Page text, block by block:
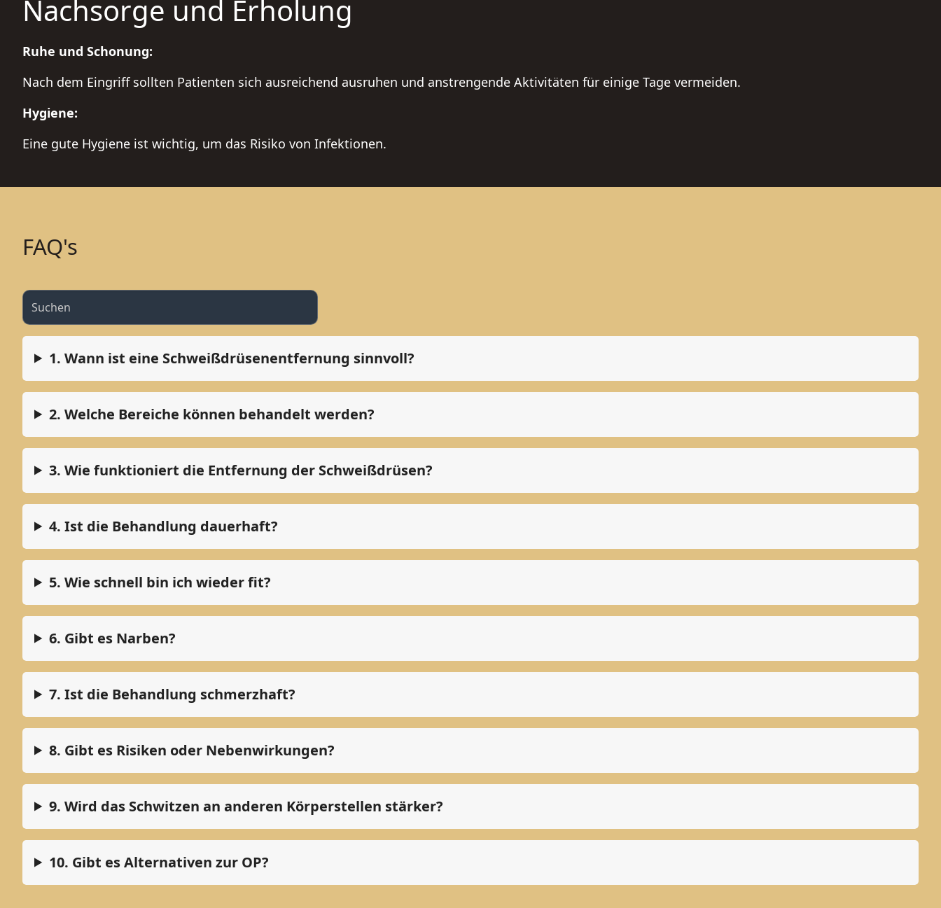
Nachsorge und Erholung
Ruhe und Schonung:
Nach dem Eingriff sollten Patienten sich ausreichend ausruhen und anstrengende Aktivitäten für einige Tage vermeiden.
Hygiene:
Eine gute Hygiene ist wichtig, um das Risiko von Infektionen.
FAQ's
1. Wann ist eine Schweißdrüsenentfernung sinnvoll?
2. Welche Bereiche können behandelt werden?
3. Wie funktioniert die Entfernung der Schweißdrüsen?
4. Ist die Behandlung dauerhaft?
5. Wie schnell bin ich wieder fit?
6. Gibt es Narben?
7. Ist die Behandlung schmerzhaft?
8. Gibt es Risiken oder Nebenwirkungen?
9. Wird das Schwitzen an anderen Körperstellen stärker?
10. Gibt es Alternativen zur OP?